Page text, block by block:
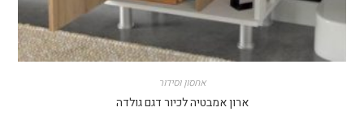
אחסון וסידור
ארון אמבטיה לכיור דגם גולדה